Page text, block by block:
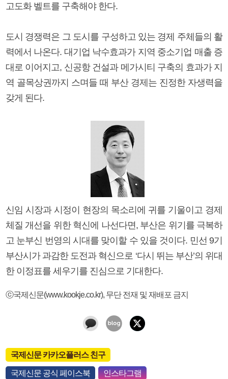
고도화 벨트를 구축해야 한다.
도시 경쟁력은 그 도시를 구성하고 있는 경제 주체들의 활
력에서 나온다. 대기업 낙수효과가 지역 중소기업 매출 증
대로 이어지고, 신공항 건설과 메가시티 구축의 효과가 지
역 골목상권까지 스며들 때 부산 경제는 진정한 자생력을
갖게 된다.
신임 시장과 시정이 현장의 목소리에 귀를 기울이고 경제
체질 개선을 위한 혁신에 나선다면, 부산은 위기를 극복하
고 눈부신 번영의 시대를 맞이할 수 있을 것이다. 민선 9기
부산시가 과감한 도전과 혁신으로 ‘다시 뛰는 부산’의 위대
한 이정표를 세우기를 진심으로 기대한다.
ⓒ국제신문(www.kookje.co.kr), 무단 전재 및 재배포 금지
국제신문 카카오플러스 친구
국제신문 공식 페이스북 인스타그램